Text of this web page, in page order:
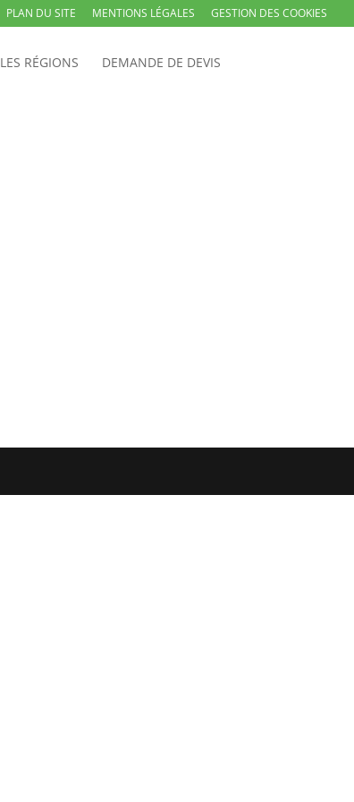
PLAN DU SITE MENTIONS LÉGALES GESTION DES COOKIES
RÉGIONS DEMANDE DE DEVIS